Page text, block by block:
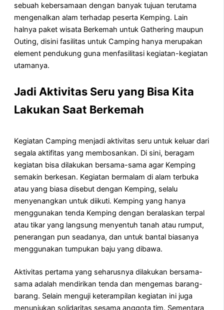
sebuah kebersamaan dengan banyak tujuan terutama
mengenalkan alam terhadap peserta Kemping. Lain
halnya paket wisata Berkemah untuk Gathering maupun
Outing, disini fasilitas untuk Camping hanya merupakan
element pendukung guna menfasilitasi kegiatan-kegiatan
utamanya.
Jadi Aktivitas Seru yang Bisa Kita
Lakukan Saat Berkemah
Kegiatan Camping menjadi aktivitas seru untuk keluar dari
segala aktifitas yang membosankan. Di sini, beragam
kegiatan bisa dilakukan bersama-sama agar Kemping
semakin berkesan. Kegiatan bermalam di alam terbuka
atau yang biasa disebut dengan Kemping, selalu
menyenangkan untuk diikuti. Kemping yang hanya
menggunakan tenda Kemping dengan beralaskan terpal
atau tikar yang langsung menyentuh tanah atau rumput,
penerangan pun seadanya, dan untuk bantal biasanya
menggunakan tumpukan baju yang dibawa.
Aktivitas pertama yang seharusnya dilakukan bersama-
sama adalah mendirikan tenda dan mengemas barang-
barang. Selain menguji keterampilan kegiatan ini juga
menunjukan solidaritas sesama anggota tim. Sementara